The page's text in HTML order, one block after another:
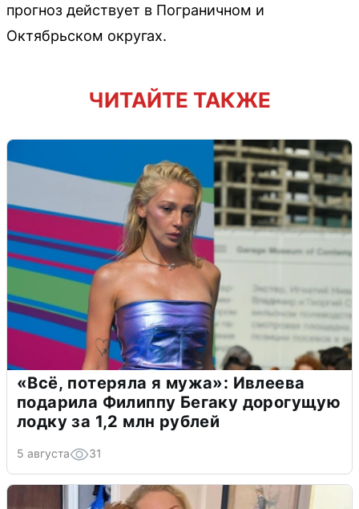
прогноз действует в Пограничном и
Октябрьском округах.
ЧИТАЙТЕ ТАКЖЕ
«Всё, потеряла я мужа»: Ивлеева
подарила Филиппу Бегаку дорогущую
лодку за 1,2 млн рублей
5 августа 31